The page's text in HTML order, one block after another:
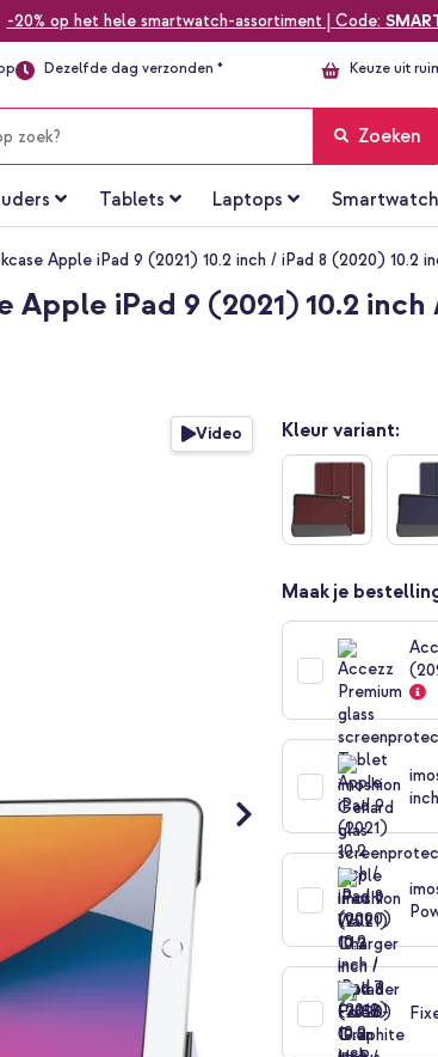
-20% op het hele smartwatch-assortiment | Code:
Dezelfde dag verzonden * Keuze uit
Zoeken
Tablets Laptops Smartwatch
Apple iPad 9 (2021) 10.2 inch / iPad 8 (2020) 10.2
iPad 9 (2021) 10.2
Video Kleur variant:
Maak je